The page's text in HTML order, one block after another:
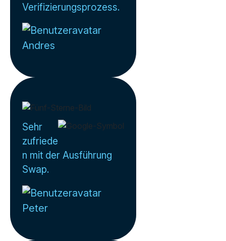
Verifizierungsprozess.
Andres
Sehr
zufriede
n mit der Ausführung
Swap.
Peter